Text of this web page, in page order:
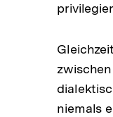
niemals